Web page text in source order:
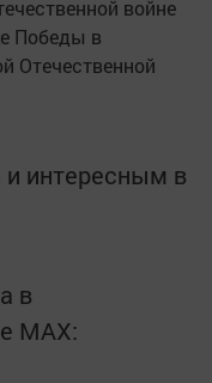
войне
Победы в
Отечественной
интересным в
в
MАХ: